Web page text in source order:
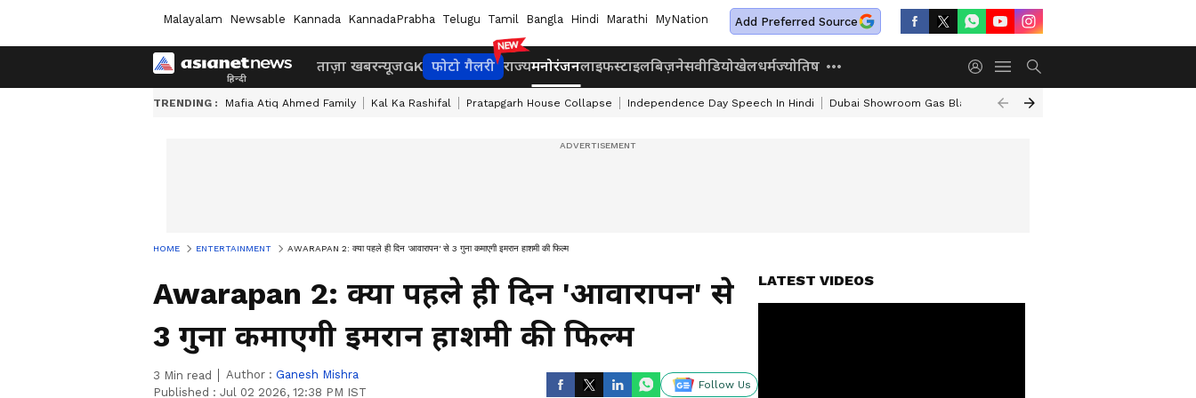
Malayalam Newsable Kannada KannadaPrabha Telugu Tamil Bangla Hindi Marathi MyNation Add Preferred Source
ताज़ा खबरन्यूजGK फोटो गैलरी राज्यमनोरंजनलाइफस्टाइलबिज़नेसवीडियोखेलधर्मज्योतिष
TRENDING : Mafia Atiq Ahmed Family Kal Ka Rashifal Pratapgarh House Collapse Independence Day Speech In Hindi Dubai Showroom Gas Blast Old Age Home
HOME ENTERTAINMENT AWARAPAN 2: क्या पहले ही दिन 'आवारापन' से 3 गुना कमाएगी इमरान हाशमी की फिल्म
Awarapan 2: क्या पहले ही दिन 'आवारापन' से
3 गुना कमाएगी इमरान हाशमी की फिल्म
3 Min read Author : Ganesh Mishra
Published : Jul 02 2026, 12:38 PM IST
Follow Us
LATEST VIDEOS